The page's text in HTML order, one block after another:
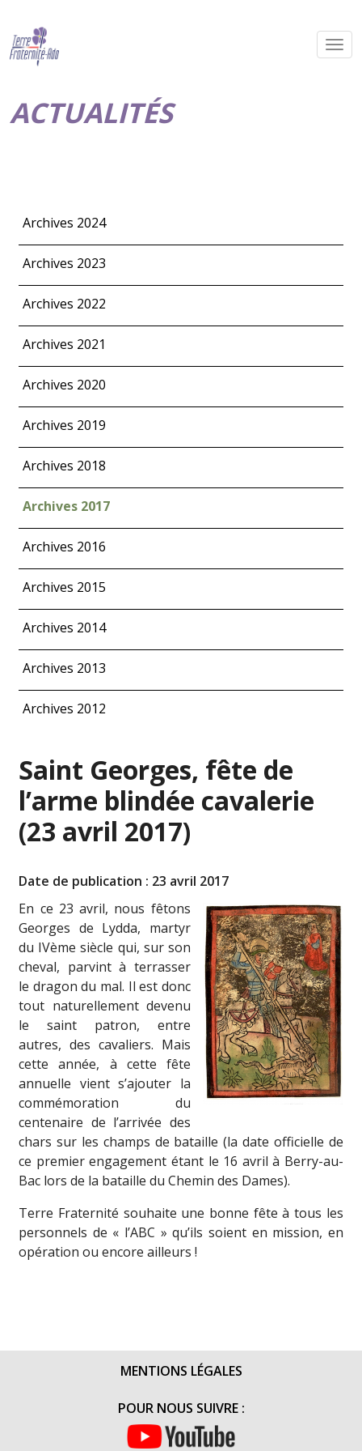
ACTUALITÉS
Archives 2024
Archives 2023
Archives 2022
Archives 2021
Archives 2020
Archives 2019
Archives 2018
Archives 2017
Archives 2016
Archives 2015
Archives 2014
Archives 2013
Archives 2012
Saint Georges, fête de
l’arme blindée cavalerie
(23 avril 2017)
Date de publication : 23 avril 2017
En ce 23 avril, nous fêtons
Georges de Lydda, martyr
du IVème siècle qui, sur son
cheval, parvint à terrasser
le dragon du mal. Il est donc
tout naturellement devenu
le saint patron, entre
autres, des cavaliers. Mais
cette année, à cette fête
annuelle vient s’ajouter la
commémoration du
centenaire de l’arrivée des
chars sur les champs de bataille (la date officielle de
ce premier engagement étant le 16 avril à Berry-au-
Bac lors de la bataille du Chemin des Dames).
Terre Fraternité souhaite une bonne fête à tous les
personnels de « l’ABC » qu’ils soient en mission, en
opération ou encore ailleurs !
MENTIONS LÉGALES
POUR NOUS SUIVRE :